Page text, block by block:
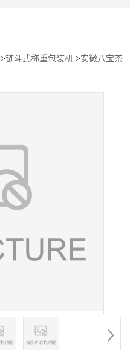
>链斗式称重包装机 >安徽八宝茶